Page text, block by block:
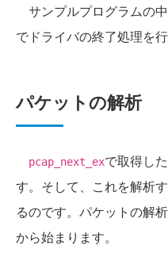
サンプルプログラムの
でドライバの終了処理を行
パケットの解析
pcap_next_exで取得し
す。そして、これを解析
るのです。パケットの解
から始まります。